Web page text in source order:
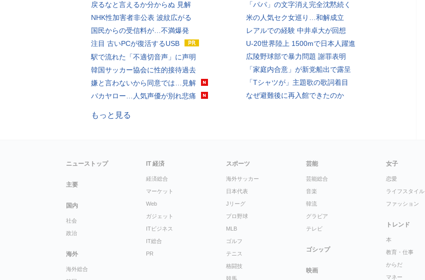
戻るなと言えるか分からぬ 見解
NHK性加害者非公表 波紋広がる
国民からの受信料が…不満爆発
注目 古いPCが復活するUSB
駅で流れた「不適切音声」に声明
韓国サッカー協会に性的接待過去
嫌と言わないから同意では…見解
バカヤロー…人気声優が別れ悲痛
「パパ」の文字消え完全沈黙続く
米の人気セク女巡り…和解成立
レアルでの経験 中井卓大が回想
U-20世界陸上 1500mで日本人躍進
広陵野球部で暴力問題 謝罪表明
「家庭内合意」が新党船出で露呈
「Tシャツが」主題歌の歌詞着目
なぜ避難後に再入館できたのか
もっと見る
ニューストップ
主要
国内
社会
政治
海外
海外総合
IT 経済
経済総合
マーケット
Web
ガジェット
ITビジネス
IT総合
PR
スポーツ
海外サッカー
日本代表
Jリーグ
プロ野球
MLB
ゴルフ
テニス
格闘技
競馬
芸能
芸能総合
音楽
韓流
グラビア
テレビ
ゴシップ
映画
女子
恋愛
ライフスタイル
ファッション
トレンド
本
教育・仕事
からだ
マネー